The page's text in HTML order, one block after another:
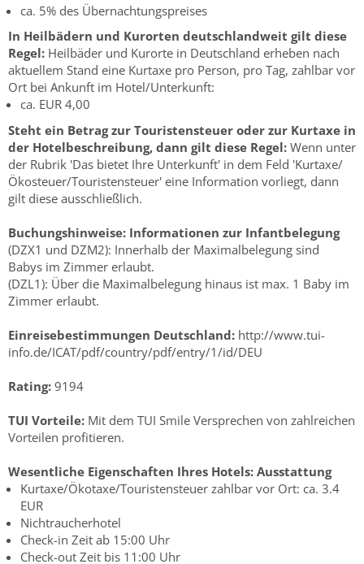
ca. 5% des Übernachtungspreises
In Heilbädern und Kurorten deutschlandweit gilt diese
Regel: Heilbäder und Kurorte in Deutschland erheben nach
aktuellem Stand eine Kurtaxe pro Person, pro Tag, zahlbar vor
Ort bei Ankunft im Hotel/Unterkunft:
ca. EUR 4,00
Steht ein Betrag zur Touristensteuer oder zur Kurtaxe in
der Hotelbeschreibung, dann gilt diese Regel: Wenn unter
der Rubrik 'Das bietet Ihre Unterkunft' in dem Feld 'Kurtaxe/
Ökosteuer/Touristensteuer' eine Information vorliegt, dann
gilt diese ausschließlich.
Buchungshinweise: Informationen zur Infantbelegung
(DZX1 und DZM2): Innerhalb der Maximalbelegung sind
Babys im Zimmer erlaubt.
(DZL1): Über die Maximalbelegung hinaus ist max. 1 Baby im
Zimmer erlaubt.
Einreisebestimmungen Deutschland: http://www.tui-
info.de/ICAT/pdf/country/pdf/entry/1/id/DEU
Rating: 9194
TUI Vorteile: Mit dem TUI Smile Versprechen von zahlreichen
Vorteilen profitieren.
Wesentliche Eigenschaften Ihres Hotels: Ausstattung
Kurtaxe/Ökotaxe/Touristensteuer zahlbar vor Ort: ca. 3.4
EUR
Nichtraucherhotel
Check-in Zeit ab 15:00 Uhr
Check-out Zeit bis 11:00 Uhr